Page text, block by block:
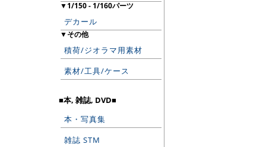
▼1/150 - 1/160パーツ
デカール
▼その他
積荷/ジオラマ用素材
素材/工具/ケース
■本, 雑誌, DVD■
本・写真集
雑誌 STM